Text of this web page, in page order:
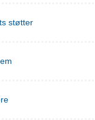
støtter